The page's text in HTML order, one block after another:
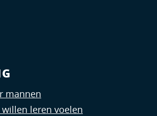
mannen
leren voelen